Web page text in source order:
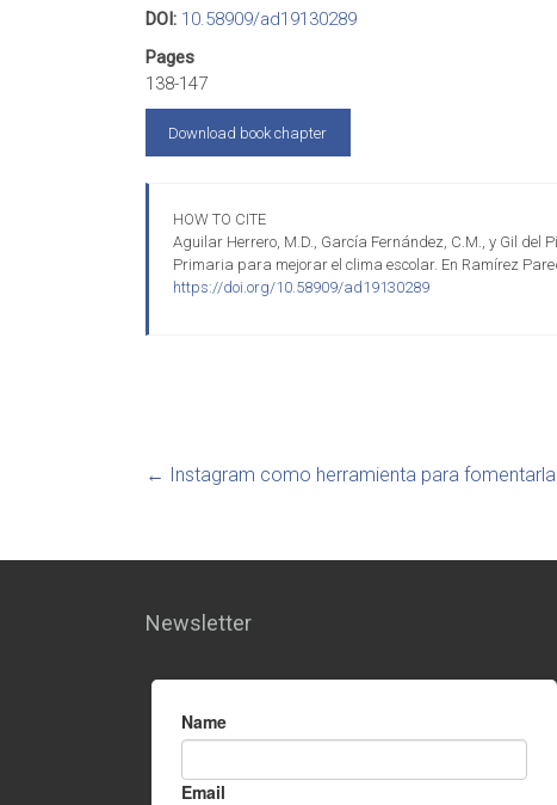
DOI: 10.58909/ad19130289
Pages
138-147
Download book chapter
HOW TO CITE
Aguilar Herrero, M.D., García Fernández, C.M., y Gil del
Primaria para mejorar el clima escolar. En Ramírez
https://doi.org/10.58909/ad19130289
←
Instagram como herramienta para
Newsletter